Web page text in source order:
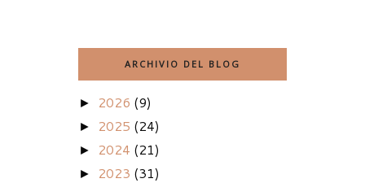
ARCHIVIO DEL BLOG
► 2026 (9)
► 2025 (24)
► 2024 (21)
► 2023 (31)